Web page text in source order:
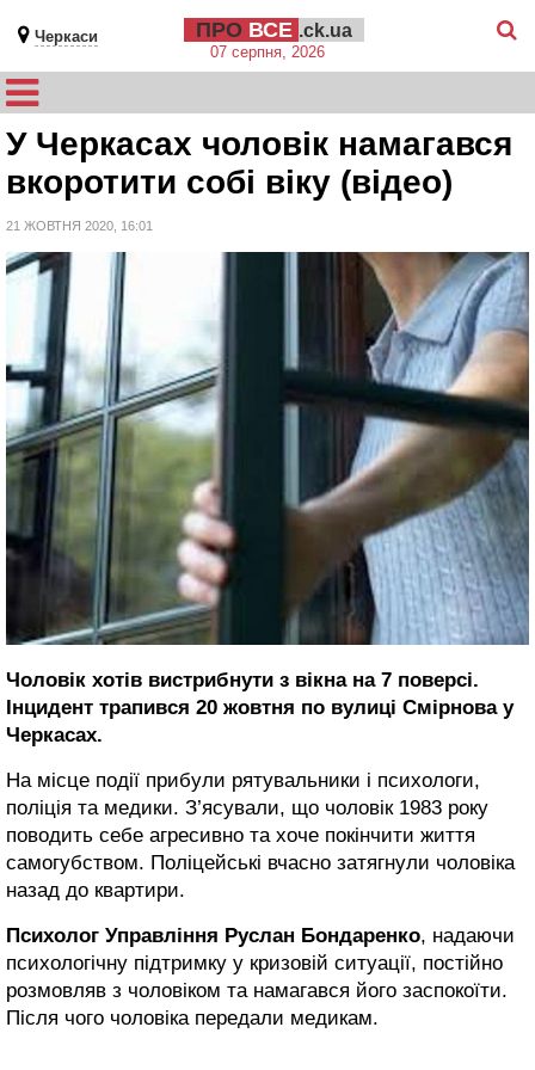
Черкаси ПРО ВСЕ .ck.ua
07 серпня, 2026
У Черкасах чоловік намагався
вкоротити собі віку (відео)
21 ЖОВТНЯ 2020, 16:01
Чоловік хотів вистрибнути з вікна на 7 поверсі.
Інцидент трапився 20 жовтня по вулиці Смірнова у
Черкасах.
На місце події прибули рятувальники і психологи,
поліція та медики. З’ясували, що чоловік 1983 року
поводить себе агресивно та хоче покінчити життя
самогубством. Поліцейські вчасно затягнули чоловіка
назад до квартири.
Психолог Управління Руслан Бондаренко, надаючи
психологічну підтримку у кризовій ситуації, постійно
розмовляв з чоловіком та намагався його заспокоїти.
Після чого чоловіка передали медикам.